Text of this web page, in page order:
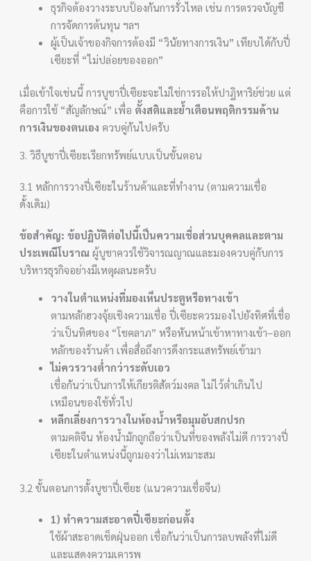
ธุรกิจต้องวางระบบป้องกันการรั่วไหล เช่น การตรวจบัญชี
การจัดการต้นทุน ฯลฯ
ผู้เป็นเจ้าของกิจการต้องมี “วินัยทางการเงิน” เทียบได้กับปี่
เซียะที่ “ไม่ปล่อยของออก”
เมื่อเข้าใจเช่นนี้ การบูชาปี่เซียะจะไม่ใช่การรอให้ปาฏิหาริย์ช่วย แต่
คือการใช้ “สัญลักษณ์” เพื่อ ตั้งสติและย้ำเตือนพฤติกรรมด้าน
การเงินของตนเอง ควบคู่กันไปครับ
3. วิธีบูชาปี่เซียะเรียกทรัพย์แบบเป็นขั้นตอน
3.1 หลักการวางปี่เซียะในร้านค้าและที่ทำงาน (ตามความเชื่อ
ดั้งเดิม)
ข้อสำคัญ: ข้อปฏิบัติต่อไปนี้เป็นความเชื่อส่วนบุคคลและตาม
ประเพณีโบราณ ผู้บูชาควรใช้วิจารณญาณและมองควบคู่กับการ
บริหารธุรกิจอย่างมีเหตุผลนะครับ
วางในตำแหน่งที่มองเห็นประตูหรือทางเข้า
ตามหลักฮวงจุ้ยเชิงความเชื่อ ปี่เซียะควรมองไปยังทิศที่เชื่อ
ว่าเป็นทิศของ “โชคลาภ” หรือหันหน้าเข้าหาทางเข้า–ออก
หลักของร้านค้า เพื่อสื่อถึงการดึงกระแสทรัพย์เข้ามา
ไม่ควรวางต่ำกว่าระดับเอว
เชื่อกันว่าเป็นการให้เกียรติสัตว์มงคล ไม่ไว้ต่ำเกินไป
เหมือนของใช้ทั่วไป
หลีกเลี่ยงการวางในห้องน้ำหรือมุมอับสกปรก
ตามคติจีน ห้องน้ำมักถูกถือว่าเป็นที่ของพลังไม่ดี การวางปี่
เซียะในตำแหน่งนี้ถูกมองว่าไม่เหมาะสม
3.2 ขั้นตอนการตั้งบูชาปี่เซียะ (แนวความเชื่อจีน)
1) ทำความสะอาดปี่เซียะก่อนตั้ง
ใช้ผ้าสะอาดเช็ดฝุ่นออก เชื่อกันว่าเป็นการลบพลังที่ไม่ดี
และแสดงความเคารพ